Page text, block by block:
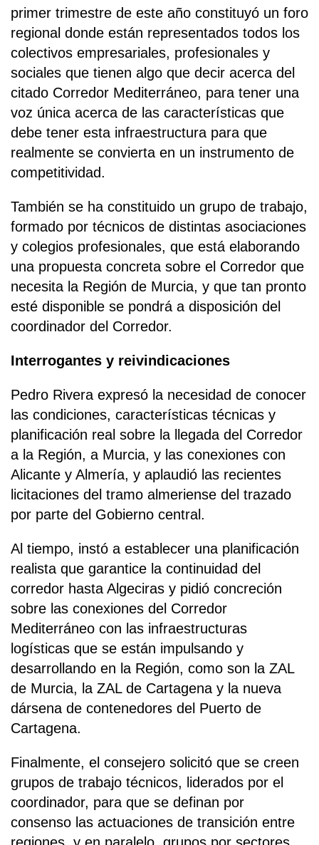
primer trimestre de este año constituyó un foro
regional donde están representados todos los
colectivos empresariales, profesionales y
sociales que tienen algo que decir acerca del
citado Corredor Mediterráneo, para tener una
voz única acerca de las características que
debe tener esta infraestructura para que
realmente se convierta en un instrumento de
competitividad.
También se ha constituido un grupo de trabajo,
formado por técnicos de distintas asociaciones
y colegios profesionales, que está elaborando
una propuesta concreta sobre el Corredor que
necesita la Región de Murcia, y que tan pronto
esté disponible se pondrá a disposición del
coordinador del Corredor.
Interrogantes y reivindicaciones
Pedro Rivera expresó la necesidad de conocer
las condiciones, características técnicas y
planificación real sobre la llegada del Corredor
a la Región, a Murcia, y las conexiones con
Alicante y Almería, y aplaudió las recientes
licitaciones del tramo almeriense del trazado
por parte del Gobierno central.
Al tiempo, instó a establecer una planificación
realista que garantice la continuidad del
corredor hasta Algeciras y pidió concreción
sobre las conexiones del Corredor
Mediterráneo con las infraestructuras
logísticas que se están impulsando y
desarrollando en la Región, como son la ZAL
de Murcia, la ZAL de Cartagena y la nueva
dársena de contenedores del Puerto de
Cartagena.
Finalmente, el consejero solicitó que se creen
grupos de trabajo técnicos, liderados por el
coordinador, para que se definan por
consenso las actuaciones de transición entre